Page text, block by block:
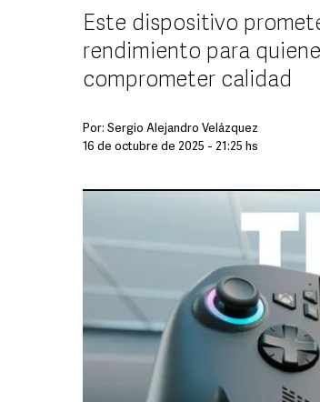
Este dispositivo
rendimiento para
comprometer calidad
Por: Sergio Alejandro Velázquez
16 de octubre de 2025 - 21:25 hs